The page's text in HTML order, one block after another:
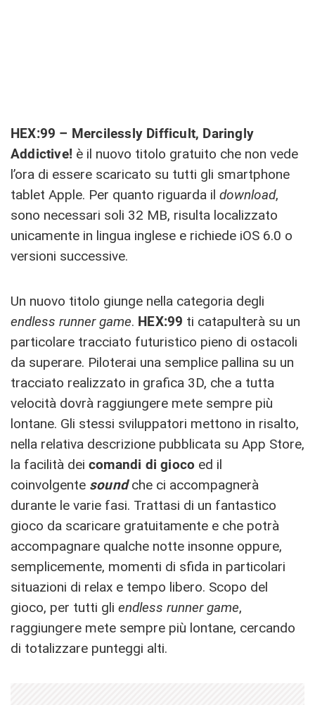
HEX:99 – Mercilessly Difficult, Daringly
Addictive! è il nuovo titolo gratuito che non vede
l’ora di essere scaricato su tutti gli smartphone
tablet Apple. Per quanto riguarda il download,
sono necessari soli 32 MB, risulta localizzato
unicamente in lingua inglese e richiede iOS 6.0 o
versioni successive.
Un nuovo titolo giunge nella categoria degli
endless runner game. HEX:99 ti catapulterà su un
particolare tracciato futuristico pieno di ostacoli
da superare. Piloterai una semplice pallina su un
tracciato realizzato in grafica 3D, che a tutta
velocità dovrà raggiungere mete sempre più
lontane. Gli stessi sviluppatori mettono in risalto,
nella relativa descrizione pubblicata su App Store,
la facilità dei comandi di gioco ed il
coinvolgente soundche ci accompagnerà
durante le varie fasi. Trattasi di un fantastico
gioco da scaricare gratuitamente e che potrà
accompagnare qualche notte insonne oppure,
semplicemente, momenti di sfida in particolari
situazioni di relax e tempo libero. Scopo del
gioco, per tutti gli endless runner game,
raggiungere mete sempre più lontane, cercando
di totalizzare punteggi alti.